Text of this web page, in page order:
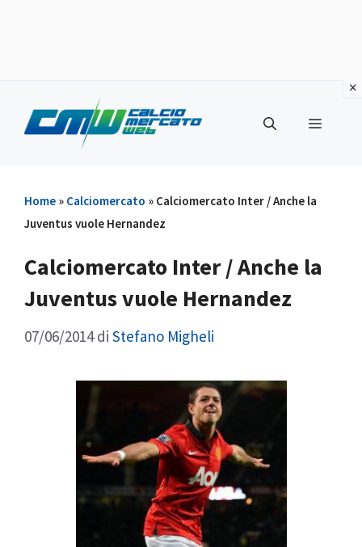
contenuto
Menu
Home » Calciomercato » Calciomercato Inter / Anche la
Juventus vuole Hernandez
Calciomercato Inter / Anche la
Juventus vuole Hernandez
07/06/2014 di Stefano Migheli